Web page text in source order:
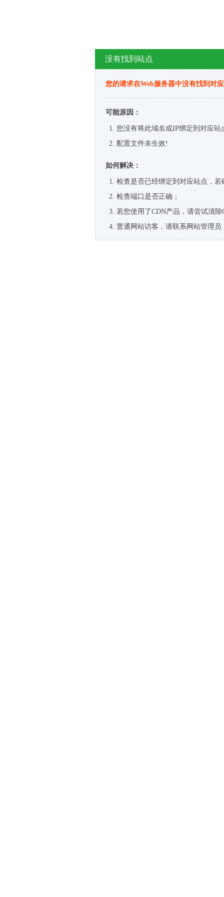
没有找到站点
您的请求在Web服务器中没有找到对
可能原因：
您没有将此域名或IP绑定到对应站
配置文件未生效!
如何解决：
检查是否已经绑定到对应站点，
检查端口是否正确；
若您使用了CDN产品，请尝试清除
普通网站访客，请联系网站管理员